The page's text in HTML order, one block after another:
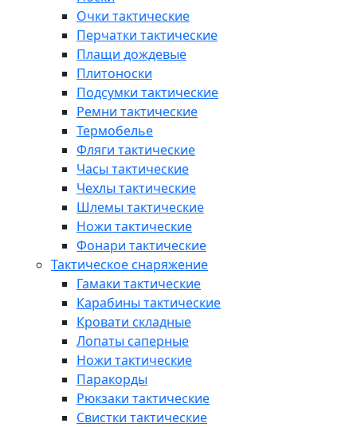
Очки тактические
Перчатки тактические
Плащи дождевые
Плитоноски
Подсумки тактические
Ремни тактические
Термобелье
Фляги тактические
Часы тактические
Чехлы тактические
Шлемы тактические
Ножи тактические
Фонари тактические
Тактическое снаряжение
Гамаки тактические
Карабины тактические
Кровати складные
Лопаты саперные
Ножи тактические
Паракорды
Рюкзаки тактические
Свистки тактические